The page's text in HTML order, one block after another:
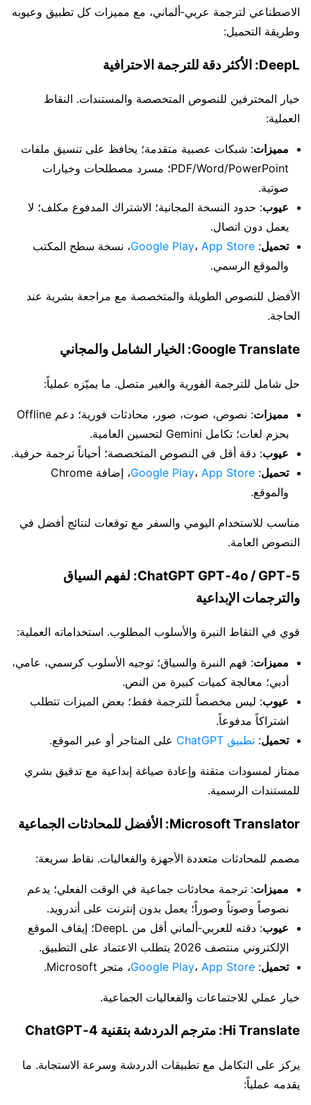
الاصطناعي لترجمة عربي‑ألماني، مع مميزات كل تطبيق وعيوبه
وطريقة التحميل:
DeepL: الأكثر دقة للترجمة الاحترافية
خيار المحترفين للنصوص المتخصصة والمستندات. النقاط
العملية:
مميزات: شبكات عصبية متقدمة؛ يحافظ على تنسيق ملفات
PDF/Word/PowerPoint؛ مسرد مصطلحات وخيارات
صوتية.
عيوب: حدود النسخة المجانية؛ الاشتراك المدفوع مكلف؛ لا
يعمل دون اتصال.
تحميل:
Google Play، App Store
، نسخة سطح المكتب
والموقع الرسمي.
الأفضل للنصوص الطويلة والمتخصصة مع مراجعة بشرية عند
الحاجة.
Google Translate: الخيار الشامل والمجاني
حل شامل للترجمة الفورية والغير متصل. ما يميّزه عملياً:
مميزات
: نصوص، صوت، صور، محادثات فورية؛ دعم Offline
بحزم لغات؛ تكامل Gemini لتحسين العامية.
عيوب: دقة أقل في النصوص المتخصصة؛ أحياناً ترجمة حرفية.
تحميل:
Google Play، App Store
، إضافة Chrome
والموقع.
مناسب للاستخدام اليومي والسفر مع توقعات لنتائج أفضل في
النصوص العامة.
ChatGPT GPT‑4o / GPT‑5: لفهم السياق
والترجمات الإبداعية
قوي في التقاط النبرة والأسلوب المطلوب. استخداماته العملية:
مميزات: فهم النبرة والسياق؛ توجيه الأسلوب كرسمي، عامي،
أدبي؛ معالجة كميات كبيرة من النص.
عيوب: ليس مخصصاً للترجمة فقط؛ بعض الميزات تتطلب
اشتراكاً مدفوعاً.
تحميل: تطبيق ChatGPT على المتاجر أو عبر الموقع.
ممتاز لمسودات متقنة وإعادة صياغة إبداعية مع تدقيق بشري
للمستندات الرسمية.
Microsoft Translator: الأفضل للمحادثات الجماعية
مصمم للمحادثات متعددة الأجهزة والفعاليات. نقاط سريعة:
مميزات: ترجمة محادثات جماعية في الوقت الفعلي؛ يدعم
نصوصاً وصوتاً وصوراً؛ يعمل بدون إنترنت على أندرويد.
عيوب
: دقته للعربي‑ألماني أقل من DeepL؛ إيقاف الموقع
الإلكتروني منتصف 2026 يتطلب الاعتماد على التطبيق.
تحميل:
Google Play، App Store ، متجر Microsoft.
خيار عملي للاجتماعات والفعاليات الجماعية.
Hi Translate: مترجم الدردشة بتقنية ChatGPT‑4
يركز على التكامل مع تطبيقات الدردشة وسرعة الاستجابة. ما
يقدمه عملياً: